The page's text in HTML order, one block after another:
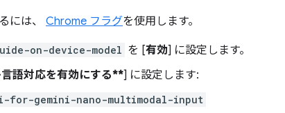
には、 Chrome フラグを使用します。
on-device-model を [有効] に設定します。
語対応を有効にする**] に設定します:
for-gemini-nano-multimodal-input